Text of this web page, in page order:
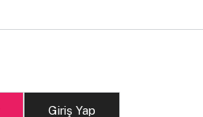
Giriş Yap